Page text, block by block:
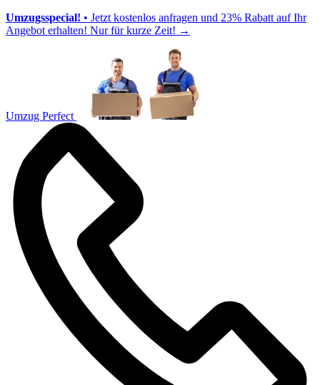
Umzugsspecial! • Jetzt kostenlos anfragen und 23% Rabatt auf Ihr
Angebot erhalten! Nur für kurze Zeit! →
Umzug Perfect